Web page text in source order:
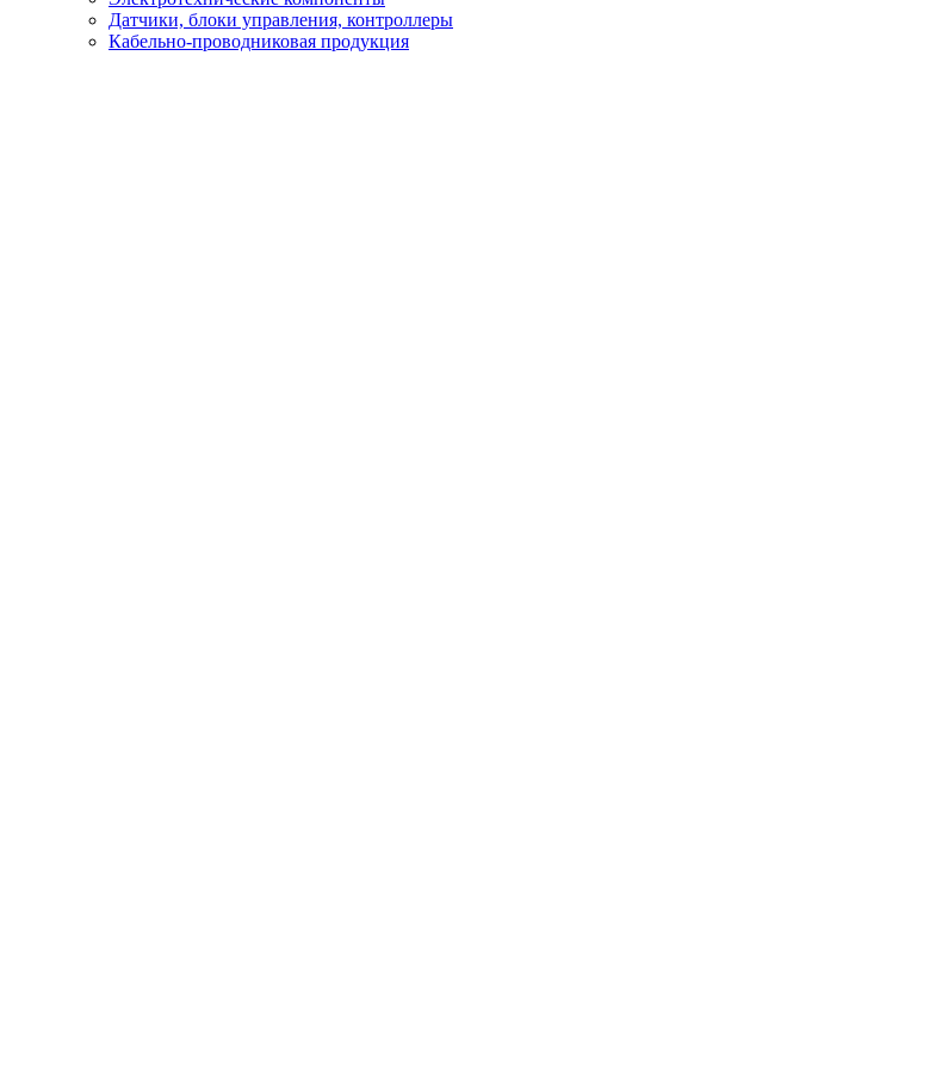
Датчики, блоки управления, контроллеры
Кабельно-проводниковая продукция